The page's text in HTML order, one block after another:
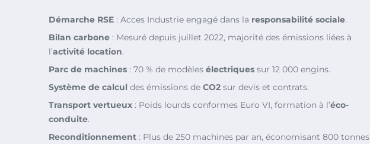
Démarche RSE : Acces Industrie engagé dans la responsabilité sociale.
Bilan carbone : Mesuré depuis juillet 2022, majorité des émissions liées à
l’activité location.
Parc de machines : 70 % de modèles électriques sur 12 000 engins.
Système de calcul des émissions de CO2 sur devis et contrats.
Transport vertueux : Poids lourds conformes Euro VI, formation à l’éco-
conduite.
Reconditionnement : Plus de 250 machines par an, économisant 800 tonnes